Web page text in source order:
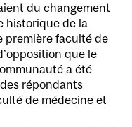
du changement
historique de la
première faculté de
que le
a été
répondants
de médecine et